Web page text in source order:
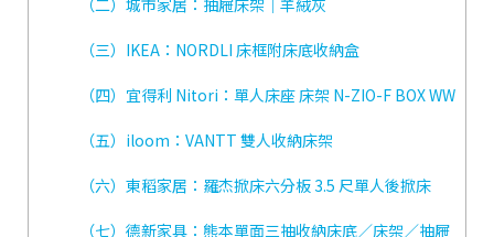
（二）城市家居：抽屜床架｜羊絨灰
（三）IKEA：NORDLI 床框附床底收納盒
（四）宜得利 Nitori：單人床座 床架 N-ZIO-F BOX WW
（五）iloom：VANTT 雙人收納床架
（六）東稻家居：羅杰掀床六分板 3.5 尺單人後掀床
（七）德新家具：熊本單面三抽收納床底／床架／抽屜